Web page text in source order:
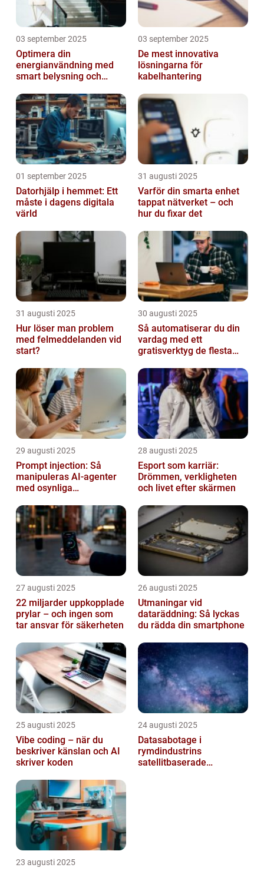
03 september 2025
Optimera din
energianvändning med
smart belysning och
03 september 2025
De mest innovativa
lösningarna för
kabelhantering
01 september 2025
Datorhjälp i hemmet: Ett
måste i dagens digitala
värld
31 augusti 2025
Varför din smarta enhet
tappat nätverket – och
hur du fixar det
31 augusti 2025
Hur löser man problem
med felmeddelanden vid
start?
30 augusti 2025
Så automatiserar du din
vardag med ett
gratisverktyg de flesta
29 augusti 2025
Prompt injection: Så
manipuleras AI-agenter
med osynliga
28 augusti 2025
Esport som karriär:
Drömmen, verkligheten
och livet efter skärmen
27 augusti 2025
22 miljarder uppkopplade
prylar – och ingen som
tar ansvar för säkerheten
26 augusti 2025
Utmaningar vid
dataräddning: Så lyckas
du rädda din smartphone
25 augusti 2025
Vibe coding – när du
beskriver känslan och AI
skriver koden
24 augusti 2025
Datasabotage i
rymdindustrins
satellitbaserade
23 augusti 2025